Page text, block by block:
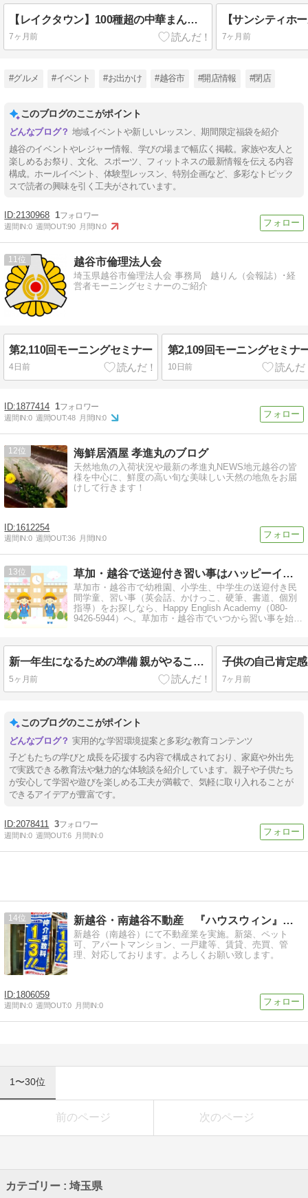
【レイクタウン】100種超の中華まんを食べ比べ「中華まん博覧会2026」冬のご当地グルメが片手に集結！
7ヶ月前 7ヶ月前
#グルメ #イベント #お出かけ #越谷市 #開店情報 #閉店
このブログのここがポイント
地域イベントや新しいレッスン、期間限定福袋を紹介
越谷のイベントやレジャー情報、学びの場まで幅広く掲載。家族や友人と
楽しめるお祭り、文化、スポーツ、フィットネスの最新情報を伝える内容
構成。ホールイベント、体験型レッスン、特別企画など、多彩なトピック
スで読者の興味を引く工夫がされています。
2130968 1
週間IN:0 週間OUT:90 月間IN:0
11 越谷市倫理法人会
埼玉県越谷市倫理法人会 事務局 越りん（会報誌）･経
営者モーニングセミナーのご紹介
第2,110回モーニングセミナー
4日前
第2,109回モーニングセミナ
10日前
1877414 1
週間IN:0 週間OUT:48 月間IN:0
12 海鮮居酒屋 孝進丸のブログ
天然地魚の入荷状況や最新の孝進丸NEWS地元越谷の皆
様を中心に、鮮度の高い旬な美味しい天然の地魚をお届
けして行きます！
1612254
週間IN:0 週間OUT:36 月間IN:0
13 草加・越谷で送迎付き習い事はハッピーイングリッシュアカデミー
草加市・越谷市で幼稚園、小学生、中学生の送迎付き民
間学童、習い事（英会話、かけっこ、硬筆、書道、個別
指導）をお探しなら、Happy English Academy（080-
9426-5944）へ。草加市・越谷市でいつから習い事を始め
新一年生になるための準備 親がやること・子供がやること別に解説
5ヶ月前 7ヶ月前
このブログのここがポイント
実用的な学習環境提案と多彩な教育コンテンツ
子どもたちの学びと成長を応援する内容で構成されており、家庭や外出先
で実践できる教育法や魅力的な体験談を紹介しています。親子や子供たち
が安心して学習や遊びを楽しめる工夫が満載で、気軽に取り入れることが
できるアイデアが豊富です。
2078411 3
週間IN:0 週間OUT:6 月間IN:0
14 新越谷・南越谷不動産 『ハウスウィン』 WINーWIN
新越谷（南越谷）にて不動産業を実施。新築、ペット
可、アパートマンション、一戸建等、賃貸、売買、管
理、対応しております。よろしくお願い致します。
1806059
週間IN:0 週間OUT:0 月間IN:0
1〜30位
前のページ 次のページ
カテゴリー : 埼玉県